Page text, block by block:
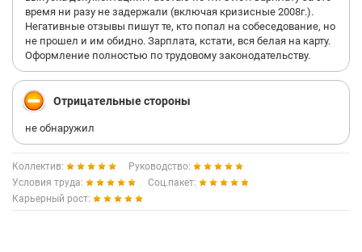
время ни разу не задержали (включая кризисные 2008г.).
Негативные отзывы пишут те, кто попал на собеседование, но
не прошел и им обидно. Зарплата, кстати, вся белая на карту.
Оформление полностью по трудовому законодательству.
Отрицательные стороны
не обнаружил
Коллектив:
Руководство:
Условия труда:
Соц.пакет:
Карьерный рост: